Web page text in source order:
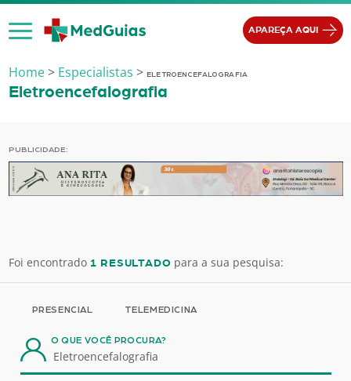
Ir para o conteúdo
APAREÇA AQUI
Home> Especialistas > ELETROENCEFALOGRAFIA
Eletroencefalografia
PUBLICIDADE:
Foi encontrado 1 RESULTADO para a sua pesquisa:
PRESENCIAL TELEMEDICINA
O QUE VOCÊ PROCURA?